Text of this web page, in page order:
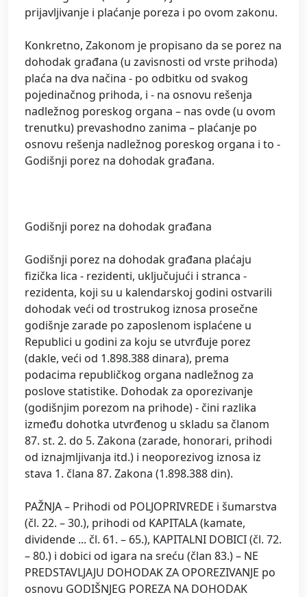
prijavljivanje i plaćanje poreza i po ovom zakonu.
Konkretno, Zakonom je propisano da se porez na
dohodak građana (u zavisnosti od vrste prihoda)
plaća na dva načina - po odbitku od svakog
pojedinačnog prihoda, i - na osnovu rešenja
nadležnog poreskog organa – nas ovde (u ovom
trenutku) prevashodno zanima – plaćanje po
osnovu rešenja nadležnog poreskog organa i to -
Godišnji porez na dohodak građana.
Godišnji porez na dohodak građana
Godišnji porez na dohodak građana plaćaju
fizička lica - rezidenti, uključujući i stranca -
rezidenta, koji su u kalendarskoj godini ostvarili
dohodak veći od trostrukog iznosa prosečne
godišnje zarade po zaposlenom isplaćene u
Republici u godini za koju se utvrđuje porez
(dakle, veći od 1.898.388 dinara), prema
podacima republičkog organa nadležnog za
poslove statistike. Dohodak za oporezivanje
(godišnjim porezom na prihode) - čini razlika
između dohotka utvrđenog u skladu sa članom
87. st. 2. do 5. Zakona (zarade, honorari, prihodi
od iznajmljivanja itd.) i neoporezivog iznosa iz
stava 1. člana 87. Zakona (1.898.388 din).
PAŽNJA – Prihodi od POLJOPRIVREDE i šumarstva
(čl. 22. – 30.), prihodi od KAPITALA (kamate,
dividende ... čl. 61. – 65.), KAPITALNI DOBICI (čl. 72.
– 80.) i dobici od igara na sreću (član 83.) – NE
PREDSTAVLJAJU DOHODAK ZA OPOREZIVANJE po
osnovu GODIŠNJEG POREZA NA DOHODAK